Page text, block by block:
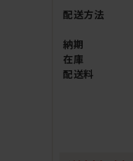
配送方法
納期
在庫
配送料